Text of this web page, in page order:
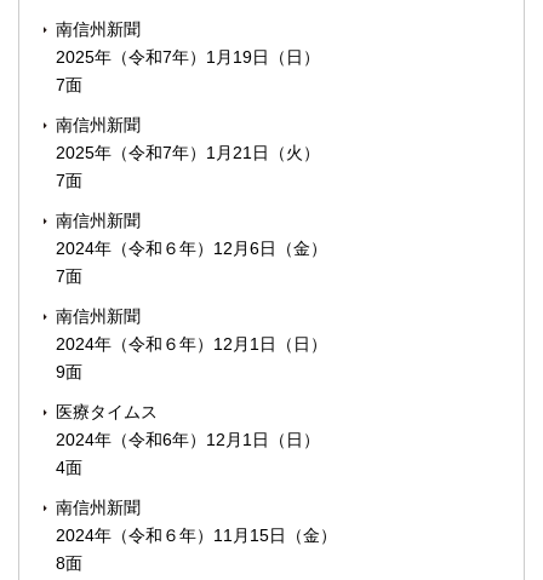
南信州新聞
2025年（令和7年）1月19日（日）
7面
南信州新聞
2025年（令和7年）1月21日（火）
7面
南信州新聞
2024年（令和６年）12月6日（金）
7面
南信州新聞
2024年（令和６年）12月1日（日）
9面
医療タイムス
2024年（令和6年）12月1日（日）
4面
南信州新聞
2024年（令和６年）11月15日（金）
8面